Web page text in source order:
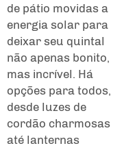
de pátio movidas a
energia solar para
deixar seu quintal
não apenas bonito,
mas incrível. Há
opções para todos,
desde luzes de
cordão charmosas
até lanternas